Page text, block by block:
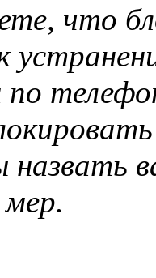
что
по